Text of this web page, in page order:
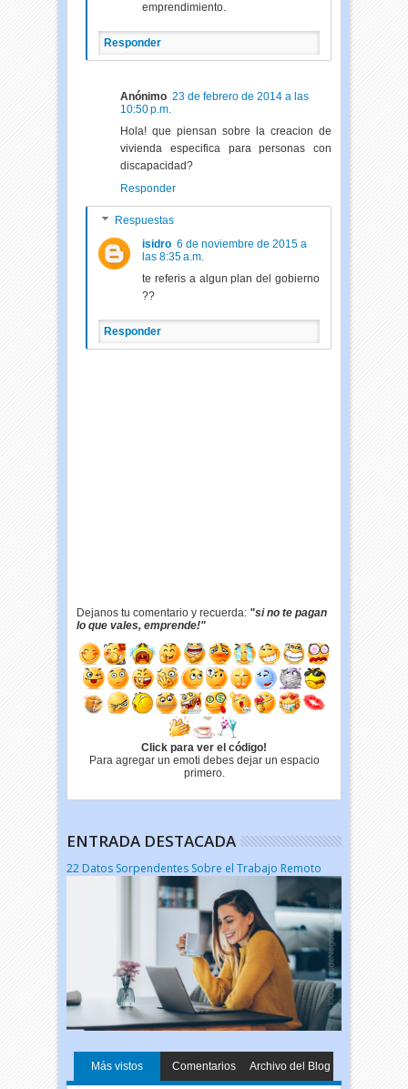
emprendimiento.
Responder
Anónimo 23 de febrero de 2014 a las
10:50 p.m.
Hola! que piensan sobre la creacion de
vivienda especifica para personas con
discapacidad?
Responder
Respuestas
isidro 6 de noviembre de 2015 a
las 8:35 a.m.
te referis a algun plan del gobierno
??
Responder
Dejanos tu comentario y recuerda: "si no te pagan
lo que vales, emprende!"
Click para ver el código!
Para agregar un emoti debes dejar un espacio
primero.
ENTRADA DESTACADA
22 Datos Sorpendentes Sobre el Trabajo Remoto
Más vistos Comentarios Archivo del Blog